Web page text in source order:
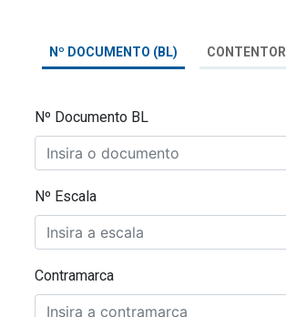
Nº DOCUMENTO (BL) CONTENTOR
Nº Documento BL
Nº Escala
Contramarca